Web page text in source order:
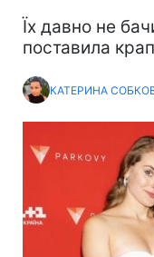
Їх давно не
поставила
КАТЕРИНА